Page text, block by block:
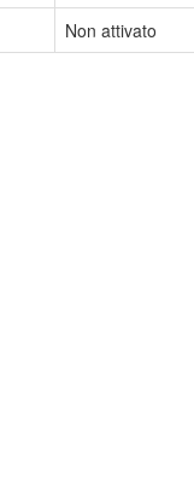
Non attivato